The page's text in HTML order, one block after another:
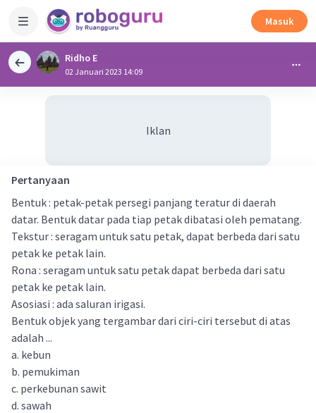
Masuk
Ridho E
02 Januari 2023 14:09
Iklan
Pertanyaan
Bentuk : petak-petak persegi panjang teratur di daerah
datar. Bentuk datar pada tiap petak dibatasi oleh pematang.
Tekstur : seragam untuk satu petak, dapat berbeda dari satu
petak ke petak lain.
Rona : seragam untuk satu petak dapat berbeda dari satu
petak ke petak lain.
Asosiasi : ada saluran irigasi.
Bentuk objek yang tergambar dari ciri-ciri tersebut di atas
adalah ...
a. kebun
b. pemukiman
c. perkebunan sawit
d. sawah